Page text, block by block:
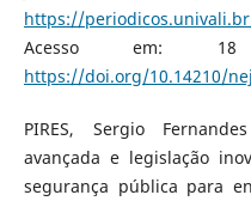
https://
Acesso em:
https://doi.org/10.14210/
PIRES, Sergio
avançada e legislação
segurança pública para